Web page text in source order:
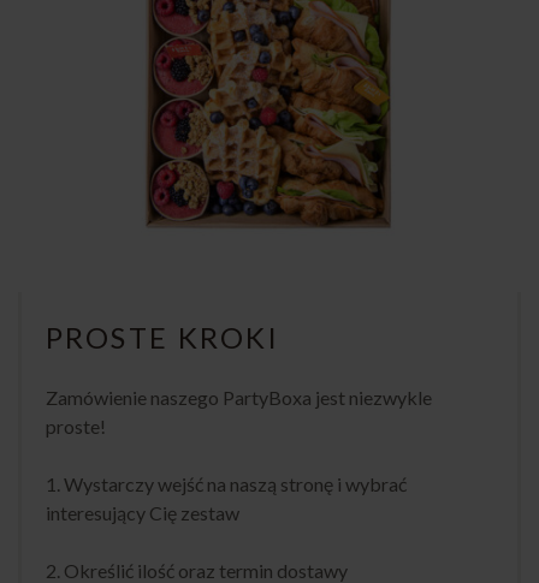
PROSTE KROKI
Zamówienie naszego PartyBoxa jest niezwykle
proste!
1. Wystarczy wejść na naszą stronę i wybrać
interesujący Cię zestaw
2. Określić ilość oraz termin dostawy